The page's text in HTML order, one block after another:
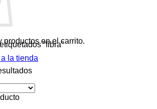
productos en el carrito.
la tienda
“fibra”